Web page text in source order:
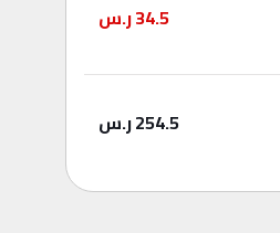
34.5ر.س
254.5ر.س